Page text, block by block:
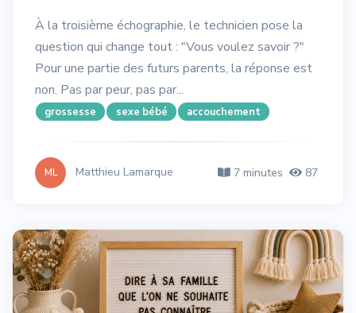
À la troisième échographie, le technicien pose la
question qui change tout : "Vous voulez savoir ?"
Pour une partie des futurs parents, la réponse est
non. Pas par peur, pas par...
grossesse sexe bébé accouchement
ML Matthieu Lamarque 7 minutes 87